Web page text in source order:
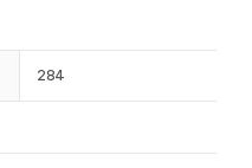
284